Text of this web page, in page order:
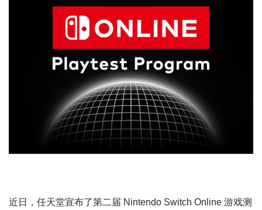
近日，任天堂宣布了第二届 Nintendo Switch Online 游戏测